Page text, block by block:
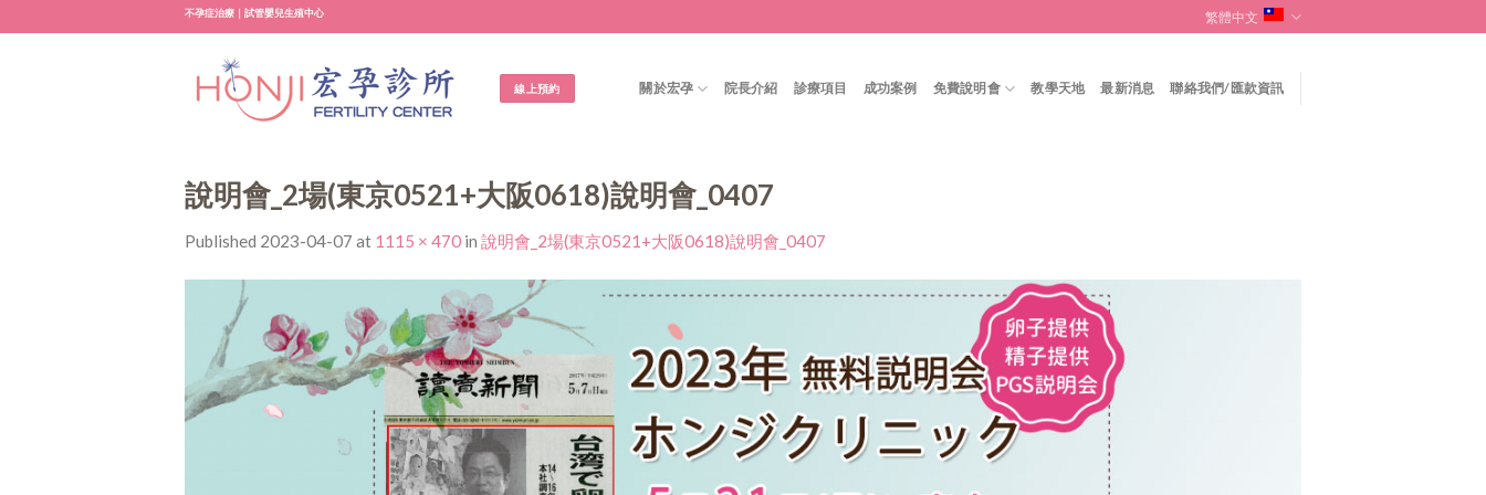
to
不孕症治療｜試管嬰兒生殖中心 繁體中文
線上預約 關於宏孕 院長介紹 診療項目 成功案例 免費說明會 教學天地 最新消息 聯絡我們/匯款資訊
說明會_2場(東京0521+大阪0618)說明會_0407
Published 2023-04-07 at 1115 × 470 in 說明會_2場(東京0521+大阪0618)說明會_0407